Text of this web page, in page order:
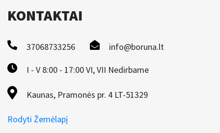
KONTAKTAI
37068733256 info@boruna.lt
I - V 8:00 - 17:00 VI, VII Nedirbame
Kaunas, Pramonės pr. 4 LT-51329
Rodyti Žemėlapį